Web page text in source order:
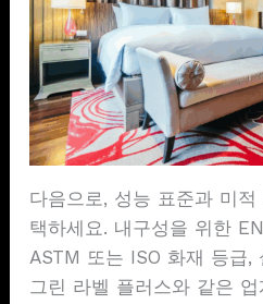
다음으로, 성능 표준과 미
택하세요. 내구성을 위한
ASTM 또는 ISO 화재 등급,
그린 라벨 플러스와 같은